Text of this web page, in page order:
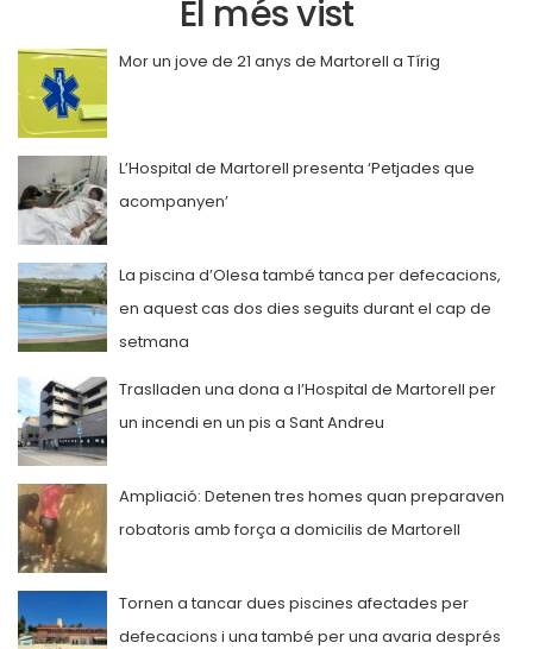
El més vist
Mor un jove de 21 anys de Martorell a Tírig
L’Hospital de Martorell presenta ‘Petjades que
acompanyen’
La piscina d’Olesa també tanca per defecacions,
en aquest cas dos dies seguits durant el cap de
setmana
Traslladen una dona a l’Hospital de Martorell per
un incendi en un pis a Sant Andreu
Ampliació: Detenen tres homes quan preparaven
robatoris amb força a domicilis de Martorell
Tornen a tancar dues piscines afectades per
defecacions i una també per una avaria després